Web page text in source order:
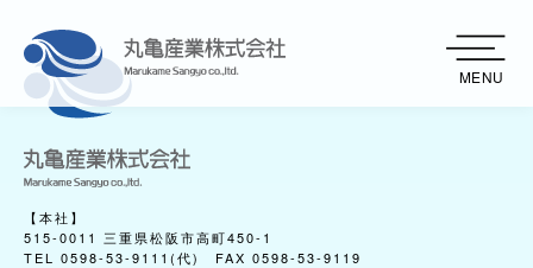
MENU
【本社】
515-0011 三重県松阪市高町450-1
TEL 0598-53-9111(代) FAX 0598-53-9119